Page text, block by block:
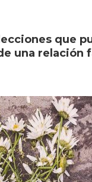
que
una relación